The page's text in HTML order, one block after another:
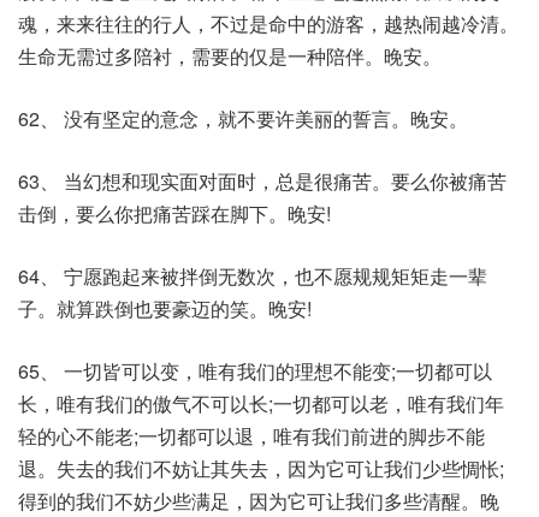
魂，来来往往的行人，不过是命中的游客，越热闹越冷清。
生命无需过多陪衬，需要的仅是一种陪伴。晚安。
62、 没有坚定的意念，就不要许美丽的誓言。晚安。
63、 当幻想和现实面对面时，总是很痛苦。要么你被痛苦
击倒，要么你把痛苦踩在脚下。晚安!
64、 宁愿跑起来被拌倒无数次，也不愿规规矩矩走一辈
子。就算跌倒也要豪迈的笑。晚安!
65、 一切皆可以变，唯有我们的理想不能变;一切都可以
长，唯有我们的傲气不可以长;一切都可以老，唯有我们年
轻的心不能老;一切都可以退，唯有我们前进的脚步不能
退。失去的我们不妨让其失去，因为它可让我们少些惆怅;
得到的我们不妨少些满足，因为它可让我们多些清醒。晚